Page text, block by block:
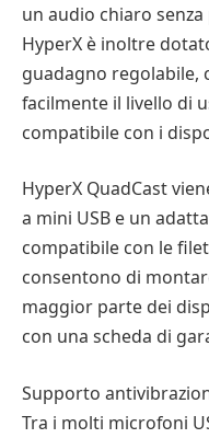
un audio chiaro
HyperX è inoltre
guadagno regolabile,
facilmente il livello di
compatibile con i
HyperX QuadCast
a mini USB e un
compatibile con le
consentono di
maggior parte dei
con una scheda di
Supporto
Tra i molti microfoni